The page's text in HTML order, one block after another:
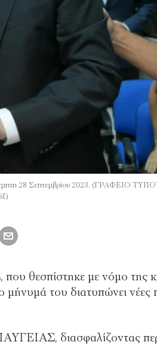
Πέμπτη 28 Σεπτεμβρίου 2023. (ΓΡΑΦΕΙΟ
θεσπίστηκε με νόμο της
του διατυπώνει νέες
διασφαλίζοντας